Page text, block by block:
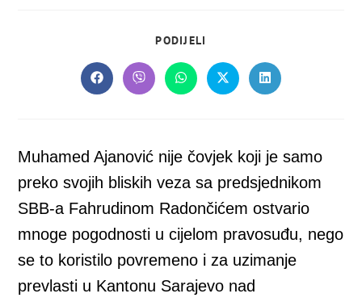
PODIJELI
CONTENT
Opens
in
Opens
in
Opens
in
Opens
in
Opens
in
Muhamed Ajanović nije čovjek koji je samo
preko svojih bliskih veza sa predsjednikom
SBB-a Fahrudinom Radončićem ostvario
mnoge pogodnosti u cijelom pravosuđu, nego
se to koristilo povremeno i za uzimanje
prevlasti u Kantonu Sarajevo nad